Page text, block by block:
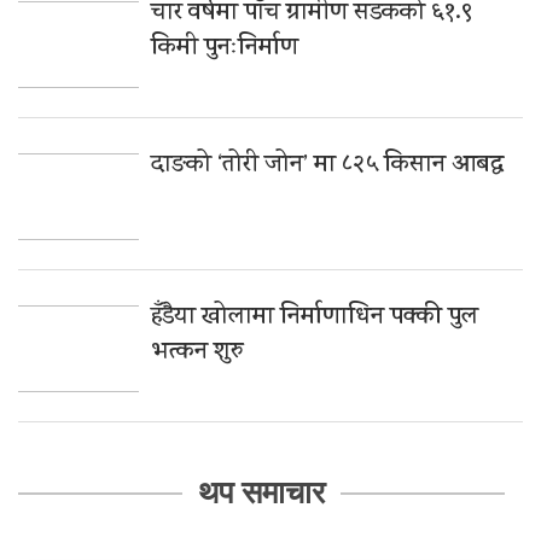
चार वर्षमा पाँच ग्रामीण सडकको ६१.९
किमी पुनःनिर्माण
दाङको ‘तोरी जोन’ मा ८२५ किसान आबद्ध
हँडैया खोलामा निर्माणाधिन पक्की पुल
भत्कन शुरु
थप समाचार